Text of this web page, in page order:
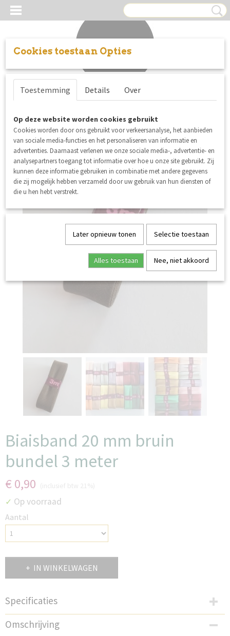
Inloggen Registreren
Biaisband 20 mm bruin
bundel 3 meter
€ 0,90
✓ Op voorraad
Aantal
IN WINKELWAGEN
Specificaties
Productcode
KB20B104
Omschrijving
Cookies toestaan Opties
Toestemming Details Over
Op deze website worden cookies gebruikt
Cookies worden door ons gebruikt voor verkeersanalyse, het aanbieden
van sociale media-functies en het personaliseren van informatie en
advertenties. Daarnaast verlenen we onze sociale media-, advertentie- en
analysepartners toegang tot informatie over hoe u onze site gebruikt. Zij
kunnen deze informatie gebruiken in combinatie met andere gegevens
die zij mogelijk hebben verzameld door uw gebruik van hun diensten of
die u hen hebt verstrekt.
Later opnieuw tonen Selectie toestaan
Alles toestaan Nee, niet akkoord